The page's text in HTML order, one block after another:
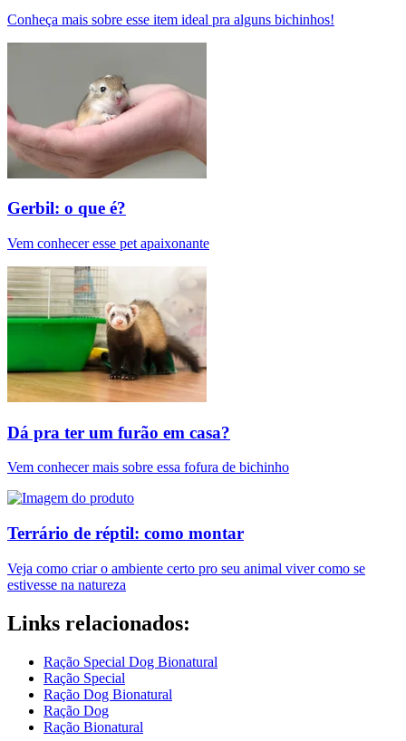
Conheça mais sobre esse item ideal pra alguns bichinhos!
Gerbil: o que é?
Vem conhecer esse pet apaixonante
Dá pra ter um furão em casa?
Vem conhecer mais sobre essa fofura de bichinho
Terrário de réptil: como montar
Veja como criar o ambiente certo pro seu animal viver como se
estivesse na natureza
Links relacionados:
Ração Special Dog Bionatural
Ração Special
Ração Dog Bionatural
Ração Dog
Ração Bionatural